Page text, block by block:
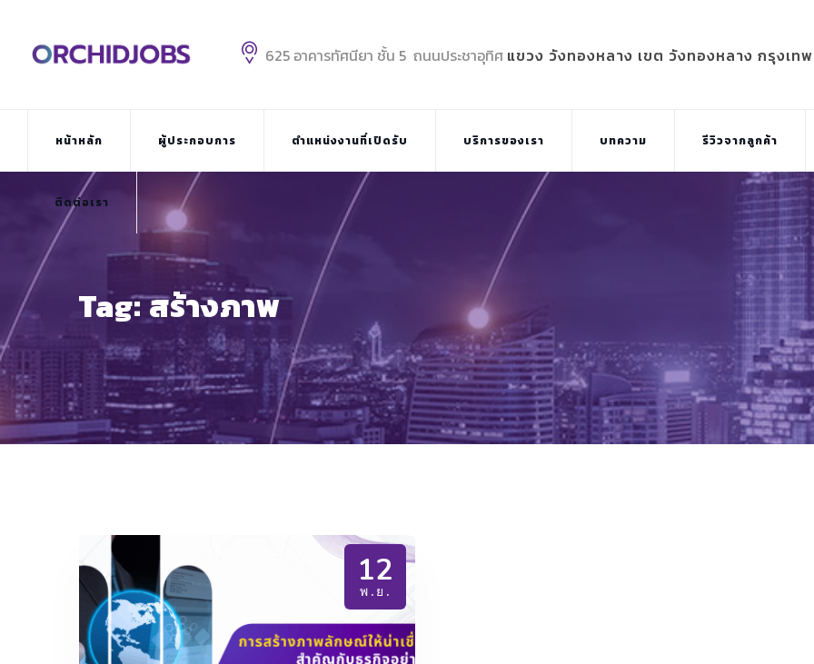
content
625 อาคารทัศนียา ชั้น 5 ถนนประชาอุทิศ แขวง วังทองหลาง เขต วังทองหลาง กรุงเท
หน้าหลัก ผู้ประกอบการ ตำแหน่งงานที่เปิดรับ บริการของเรา บทความ รีวิวจากลูกค้า
ติดต่อเรา
Tag: สร้างภาพ
12
พ.ย.